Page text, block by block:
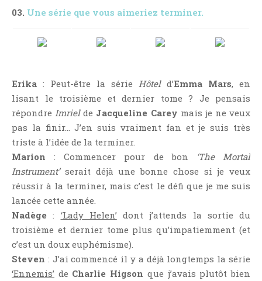
Erotique
Fait Divers
Fantastique
Fraternité
Histoire De Vie
Historique
Humour
Jeunesse
LGBT
Light Novel
Littérature Belge
Littérature Classique
Littérature Contemporaine
Littérature Étrangère
03. Une série que vous aimeriez terminer.
Erika : Peut-être la série Hôteld’Emma Mars, en
lisant le troisième et dernier tome ? Je pensais
répondre Imrielde Jacqueline Carey mais je ne veux
pas la finir… J’en suis vraiment fan et je suis très
triste à l’idée de la terminer.
Marion : Commencer pour de bon
‘The Mortal
Instrument’serait déjà une bonne chose si je veux
réussir à la terminer, mais c’est le défi que je me suis
lancée cette année.
Nadège : ‘Lady Helen’ dont j’attends la sortie du
troisième et dernier tome plus qu’impatiemment (et
c’est un doux euphémisme).
Steven : J’ai commencé il y a déjà longtemps la série
‘Ennemis’ de Charlie Higson que j’avais plutôt bien